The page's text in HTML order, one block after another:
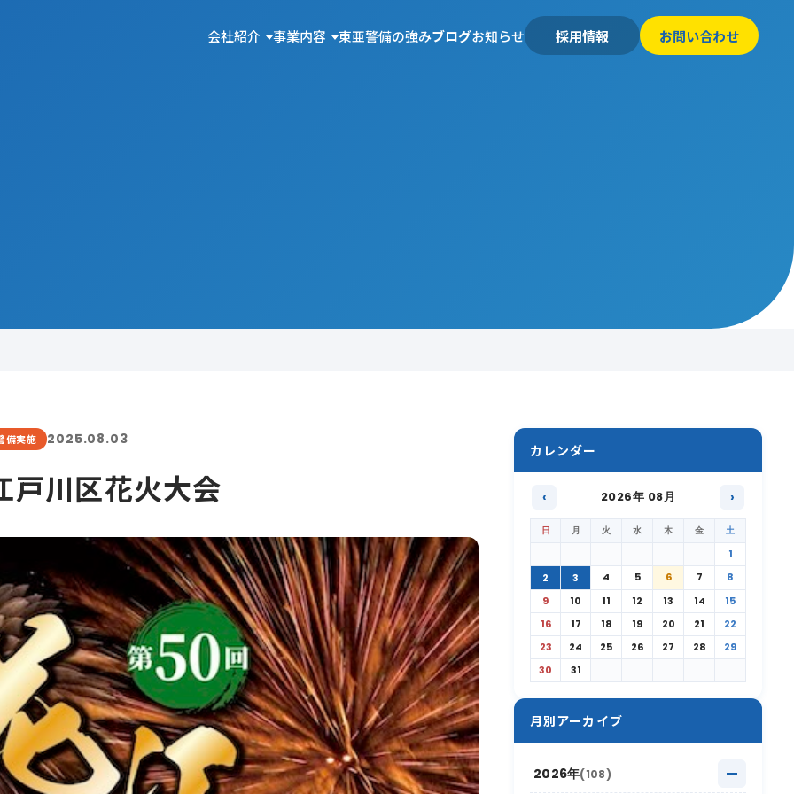
会社紹介 事業内容 東亜警備の強みブログお知らせ 採用情報 お問い合わせ
備実施 2025.08.03
戸川区花火大会
カレンダー
‹ 2026年 08月 ›
日 月 火 水 木 金 土
1
2
3 4 5 6 7
8
9
10 11 12 13 14
15
16
17 18 19 20 21
22
23
24 25 26 27 28
29
30
31
月別アーカイブ
2026年(108)